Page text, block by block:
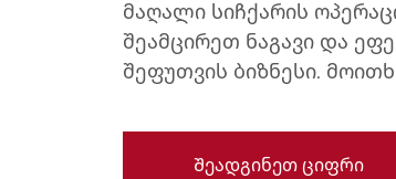
მაღალი სიჩქარის
შეამცირეთ ნაგავი და
შეფუთვის ბიზნესი.
Შეადგინეთ ციფრი